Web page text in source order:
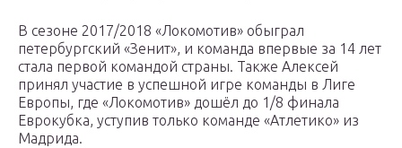
В сезоне 2017/2018 «Локомотив» обыграл
петербургский «Зенит», и команда впервые за 14 лет
стала первой командой страны. Также Алексей
принял участие в успешной игре команды в Лиге
Европы, где «Локомотив» дошёл до 1/8 финала
Еврокубка, уступив только команде «Атлетико» из
Мадрида.